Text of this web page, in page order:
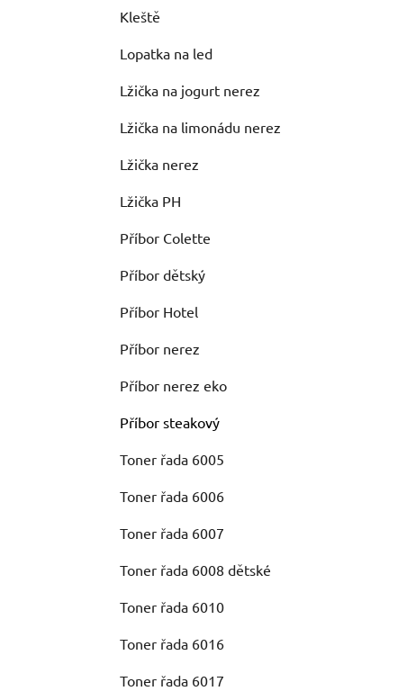
Kleště
Lopatka na led
Lžička na jogurt nerez
Lžička na limonádu nerez
Lžička nerez
Lžička PH
Příbor Colette
Příbor dětský
Příbor Hotel
Příbor nerez
Příbor nerez eko
Příbor steakový
Toner řada 6005
Toner řada 6006
Toner řada 6007
Toner řada 6008 dětské
Toner řada 6010
Toner řada 6016
Toner řada 6017